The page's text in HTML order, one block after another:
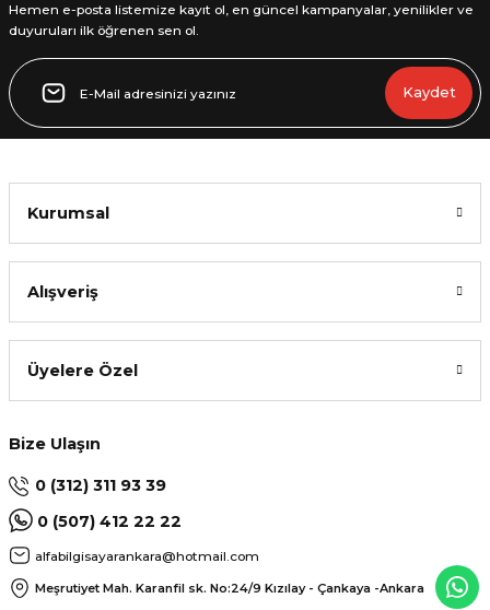
Gönder
Hemen e-posta listemize kayıt ol, en güncel kampanyalar, yenilikler ve
duyuruları ilk öğrenen sen ol.
Kaydet
Kurumsal
Alışveriş
Üyelere Özel
Bize Ulaşın
0 (312) 311 93 39
0 (507) 412 22 22
alfabilgisayarankara@hotmail.com
Meşrutiyet Mah. Karanfil sk. No:24/9 Kızılay - Çankaya -Ankara